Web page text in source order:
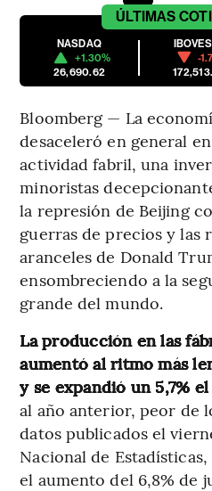
ÚLTIMAS
NASDAQ
+1.30%
26,690.62
-
Bloomberg — La
desaceleró en general
actividad fabril, una
minoristas
la represión de Beijing
guerras de precios y las
aranceles de Donald
ensombreciendo a la
grande del mundo.
La producción en las
aumentó al ritmo más
y se expandió un 5,7%
al año anterior, peor de
datos publicados el
Nacional de
el aumento del 6,8% de